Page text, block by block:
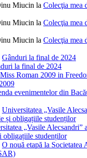
Miucin la Colecţia mea
Miucin la Colecţia mea
Miucin la Colecţia mea
Gânduri la final de 2024
la final de 2024
Miss Roman 2009 in
evenimentelor din
Universitatea „Vasile
și obligațiile studenților
„Vasile Alecsandri”
obligațiile studenților
O nouă etapă la Societatea